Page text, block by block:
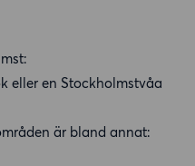
eller en Stockholmstvåa
är bland annat: